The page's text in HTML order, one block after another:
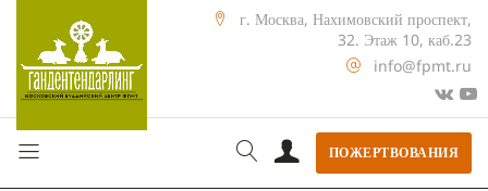
г. Москва, Нахимовский проспект,
32. Этаж 10, каб.23
info@fpmt.ru
ПОЖЕРТВОВАНИЯ